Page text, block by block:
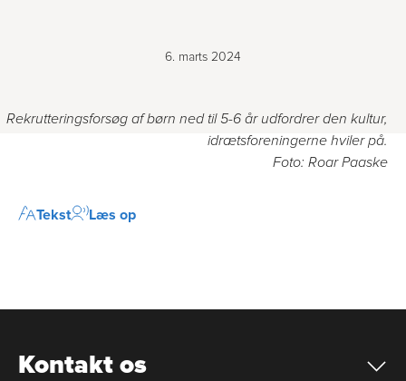
6. marts 2024
Rekrutteringsforsøg af børn ned til 5-6 år udfordrer den kultur,
idrætsforeningerne hviler på.
Foto: Roar Paaske
Tekst Læs op
Kontakt os